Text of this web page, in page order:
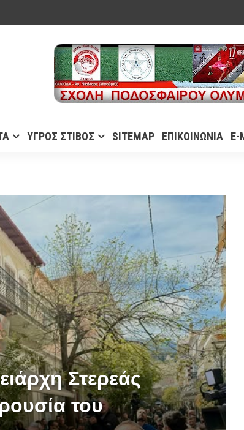
ΥΓΡΟΣ ΣΤΙΒΟΣ SITEMAP ΕΠΙΚΟΙΝΩΝΙΑ E-
Στερεάς
του